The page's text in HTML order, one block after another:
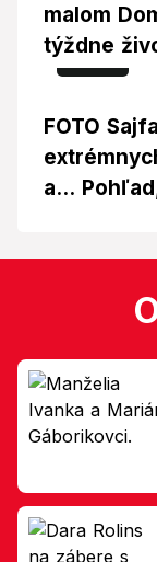
malom
týždne
Foto
FOTO
a...